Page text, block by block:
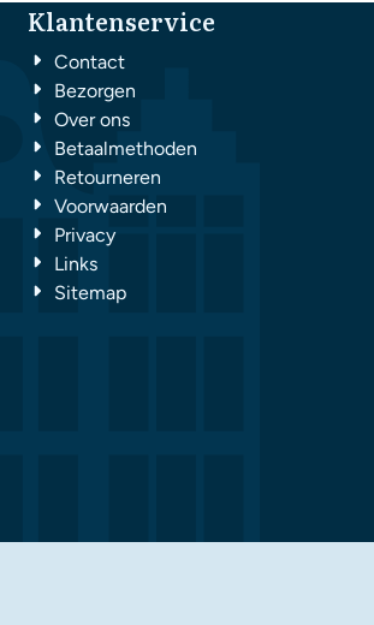
Klantenservice
Contact
Bezorgen
Over ons
Betaalmethoden
Retourneren
Voorwaarden
Privacy
Links
Sitemap